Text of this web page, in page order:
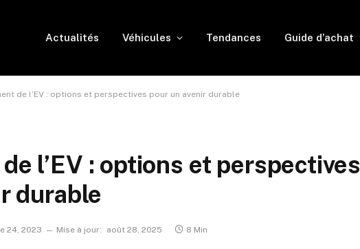
Actualités Véhicules Tendances Guide d’achat
de l’EV : options et perspectives pour un avenir durable
l’EV : options et perspectives
durable
24, 2023 Mise à jour: août 28, 2025 8 Min